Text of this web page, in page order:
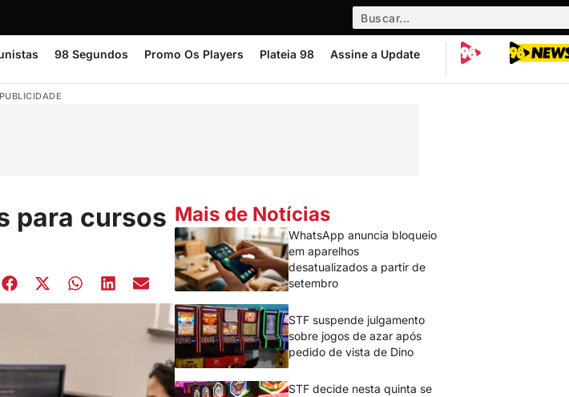
98 Segundos Promo Os Players Plateia 98 Assine a Update
PUBLICIDADE
para cursos Mais de Notícias
WhatsApp anuncia bloqueio
em aparelhos
desatualizados a partir de
setembro
STF suspende julgamento
sobre jogos de azar após
pedido de vista de Dino
STF decide nesta quinta se